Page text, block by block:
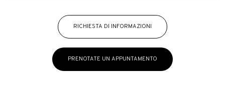
RICHIESTA DI INFORMAZIONI
PRENOTATE UN APPUNTAMENTO